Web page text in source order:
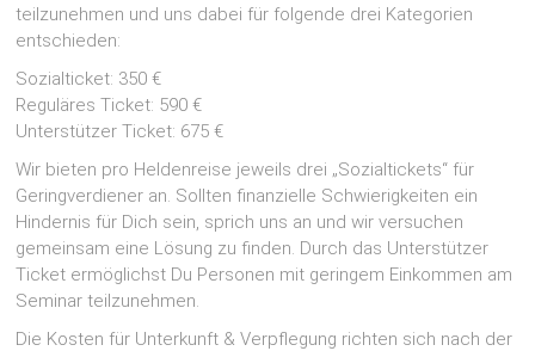
teilzunehmen und uns dabei für folgende drei Kategorien
entschieden:
Sozialticket: 350 €
Reguläres Ticket: 590 €
Unterstützer Ticket: 675 €
Wir bieten pro Heldenreise jeweils drei „Sozialtickets“ für
Geringverdiener an. Sollten finanzielle Schwierigkeiten ein
Hindernis für Dich sein, sprich uns an und wir versuchen
gemeinsam eine Lösung zu finden. Durch das Unterstützer
Ticket ermöglichst Du Personen mit geringem Einkommen am
Seminar teilzunehmen.
Die Kosten für Unterkunft & Verpflegung richten sich nach der